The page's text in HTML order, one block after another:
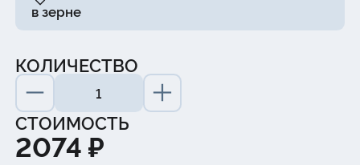
в зерне
КОЛИЧЕСТВО
СТОИМОСТЬ
2074 ₽